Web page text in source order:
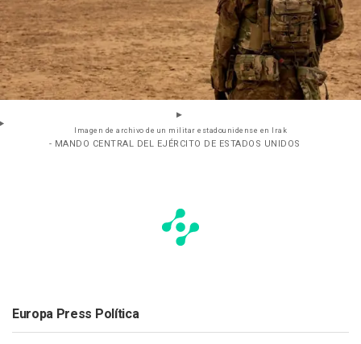
Imagen de archivo de un militar estadounidense en Irak
- MANDO CENTRAL DEL EJÉRCITO DE ESTADOS UNIDOS
Europa Press Política